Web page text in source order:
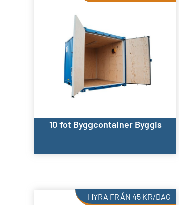
10 fot Byggcontainer Byggis
HYRA FRÅN45 KR/DAG